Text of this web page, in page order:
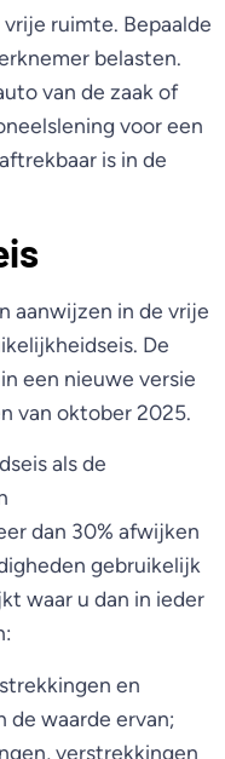
ruimte. Bepaalde
belasten.
van de zaak of
voor een
is in de
aanwijzen in de vrije
De
een nieuwe versie
van oktober 2025.
als de
dan 30% afwijken
gebruikelijk
waar u dan in ieder
en
waarde ervan;
verstrekkingen